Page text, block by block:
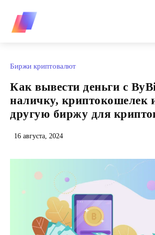
Биржи криптовалют
Как вывести деньги с
наличку, криптокошелек
другую биржу для
16 августа, 2024